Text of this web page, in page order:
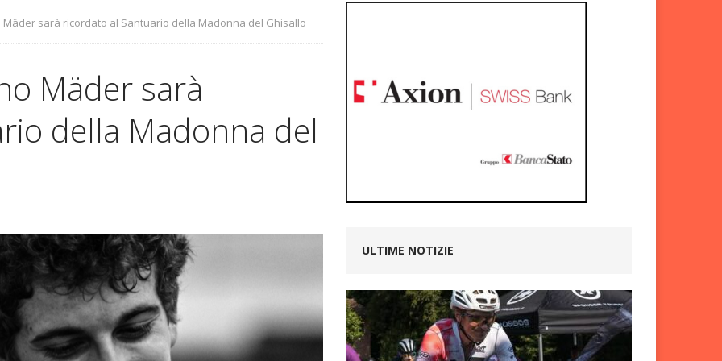
CYCLING NEWS
NEWS
Andreoli Calcagni convocato dalla Svizzera per
CYCLING NEWS
Woman Team: ultimo test prima dei
Mäder sarà ricordato al Santuario della Madonna del Ghisallo
Mäder sarà
della Madonna del
ULTIME NOTIZIE